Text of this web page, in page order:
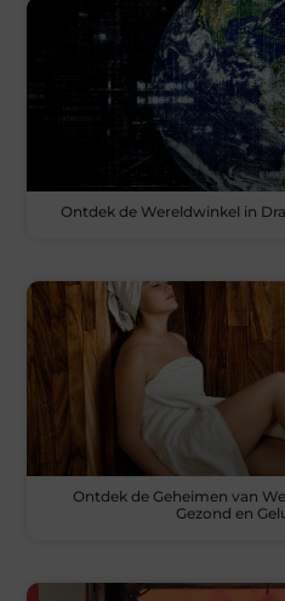
Ontdek de Wereldwinkel in
Ontdek de Geheimen van
Gezond en